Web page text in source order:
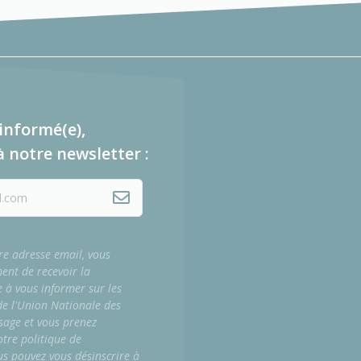
notre newsletter :
adresse email, vous
de recevoir la
à vous informer sur les
l'Union Nationale des
et vous prenez
politique de
pouvez vous désinscrire à